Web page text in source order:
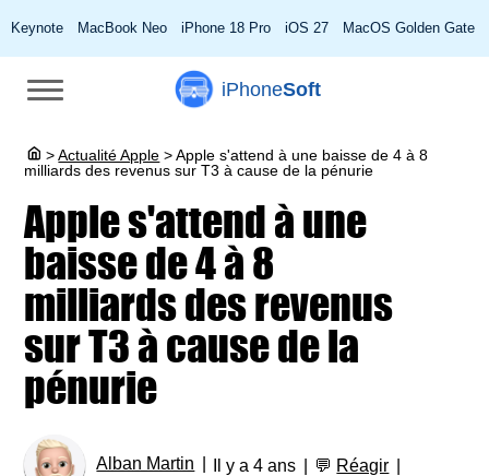
Keynote MacBook Neo iPhone 18 Pro iOS 27 MacOS Golden Gate
iPhoneSoft
> Actualité Apple >Apple s'attend à une baisse de 4 à 8
milliards des revenus sur T3 à cause de la pénurie
Apple s'attend à une
baisse de 4 à 8
milliards des revenus
sur T3 à cause de la
pénurie
Alban Martin Il y a 4 ans 💬 Réagir